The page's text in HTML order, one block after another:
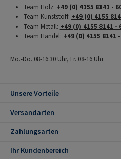
Team Holz: +49 (0) 4155 8141 -
Team Kunststoff: +49 (0) 4155
Team Metall: +49 (0) 4155 8141 -
Team Handel: +49 (0) 4155 8141
Mo.-Do. 08-16:30 Uhr, Fr. 08-16 Uhr
Unsere Vorteile
Versandarten
Zahlungsarten
Ihr Kundenbereich